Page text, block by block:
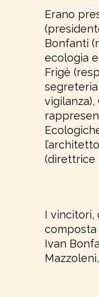
Erano
Bonfanti
ecologia
Frigè
vigilanza),
(direttrice
I vincitori,
composta
Ivan